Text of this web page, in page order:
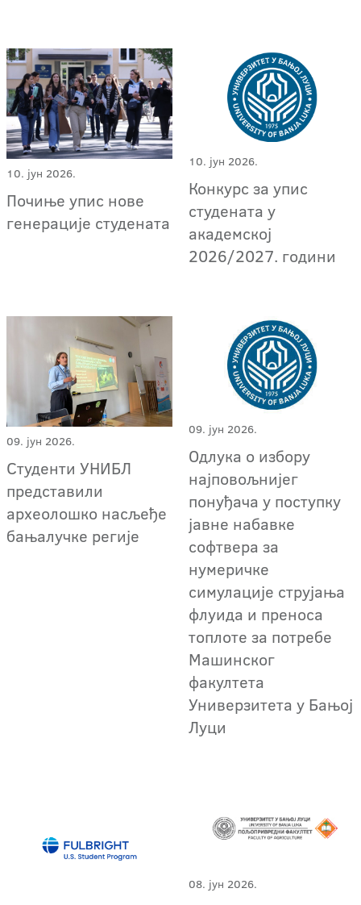
10. јун 2026.
Почиње упис нове
генерације студената
10. јун 2026.
Конкурс за упис
студената у
академској
2026/2027. години
09. јун 2026.
Студенти УНИБЛ
представили
археолошко насљеђе
бањалучке регије
09. јун 2026.
Одлука о избору
најповољнијег
понуђача у поступку
јавне набавке
софтвера за
нумеричке
симулације струјања
флуида и преноса
топлоте за потребе
Машинског
факултета
Универзитета у Бањој
Луци
08. јун 2026.